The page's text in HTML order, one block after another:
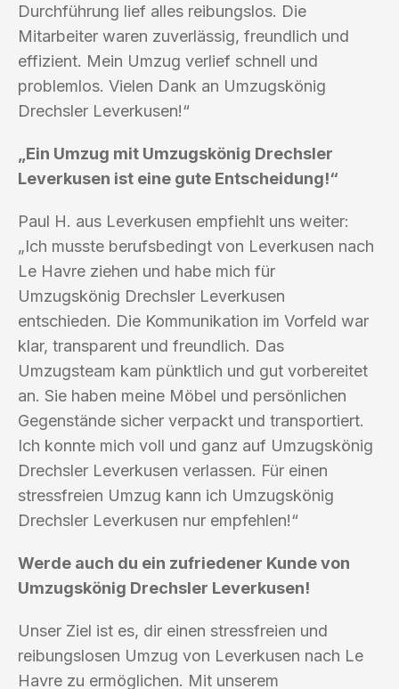
Durchführung lief alles reibungslos. Die
Mitarbeiter waren zuverlässig, freundlich und
effizient. Mein Umzug verlief schnell und
problemlos. Vielen Dank an Umzugskönig
Drechsler Leverkusen!“
„Ein Umzug mit Umzugskönig Drechsler
Leverkusen ist eine gute Entscheidung!“
Paul H. aus Leverkusen empfiehlt uns weiter:
„Ich musste berufsbedingt von Leverkusen nach
Le Havre ziehen und habe mich für
Umzugskönig Drechsler Leverkusen
entschieden. Die Kommunikation im Vorfeld war
klar, transparent und freundlich. Das
Umzugsteam kam pünktlich und gut vorbereitet
an. Sie haben meine Möbel und persönlichen
Gegenstände sicher verpackt und transportiert.
Ich konnte mich voll und ganz auf Umzugskönig
Drechsler Leverkusen verlassen. Für einen
stressfreien Umzug kann ich Umzugskönig
Drechsler Leverkusen nur empfehlen!“
Werde auch du ein zufriedener Kunde von
Umzugskönig Drechsler Leverkusen!
Unser Ziel ist es, dir einen stressfreien und
reibungslosen Umzug von Leverkusen nach Le
Havre zu ermöglichen. Mit unserem